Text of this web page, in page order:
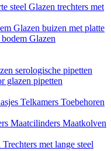
steel Glazen trechters met
Glazen buizen met platte
Glazen
serologische pipetten
glazen pipetten
Telkamers Toebehoren
Maatcilinders Maatkolven
Trechters met lange steel